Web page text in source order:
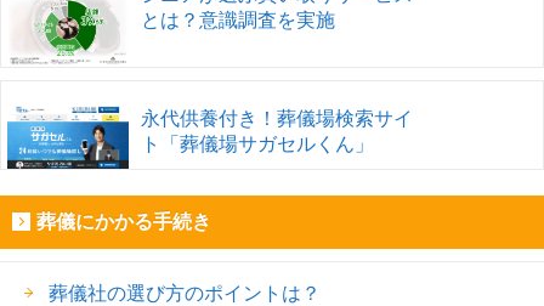
とは？意識調査を実施
永代供養付き！葬儀場検索サイ
ト「葬儀場サガセルくん」
葬儀にかかる手続き
葬儀社の選び方のポイントは？